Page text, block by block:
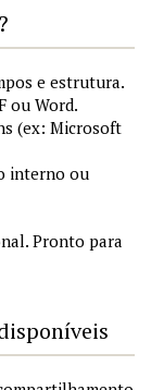
e estrutura.
ou Word.
(ex: Microsoft
interno ou
Pronto para